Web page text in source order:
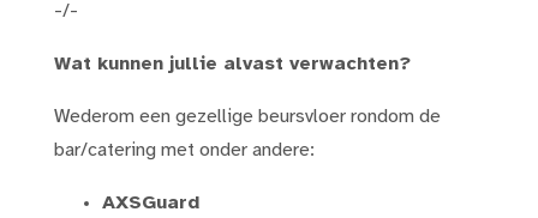
-/-
Wat kunnen jullie alvast verwachten?
Wederom een gezellige beursvloer rondom de
bar/catering met onder andere:
AXSGuard